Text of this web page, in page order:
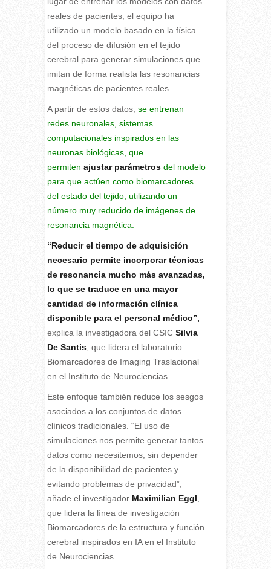
reales de pacientes, el equipo ha
utilizado un modelo basado en la física
del proceso de difusión en el tejido
cerebral para generar simulaciones que
imitan de forma realista las resonancias
magnéticas de pacientes reales.
A partir de estos datos, se entrenan
redes neuronales, sistemas
computacionales inspirados en las
neuronas biológicas, que
permiten ajustar parámetrosdel modelo
para que actúen como biomarcadores
del estado del tejido, utilizando un
número muy reducido de imágenes de
resonancia magnética.
“Reducir el tiempo de adquisición
necesario permite incorporar técnicas
de resonancia mucho más avanzadas,
lo que se traduce en una mayor
cantidad de información clínica
disponible para el personal médico”,
explica la investigadora del CSIC Silvia
De Santis, que lidera el laboratorio
Biomarcadores de Imaging Traslacional
en el Instituto de Neurociencias.
Este enfoque también reduce los sesgos
asociados a los conjuntos de datos
clínicos tradicionales. “El uso de
simulaciones nos permite generar tantos
datos como necesitemos, sin depender
de la disponibilidad de pacientes y
evitando problemas de privacidad”,
añade el investigador Maximilian Eggl
que lidera la línea de investigación
Biomarcadores de la estructura y función
cerebral inspirados en IA en el Instituto
de Neurociencias.